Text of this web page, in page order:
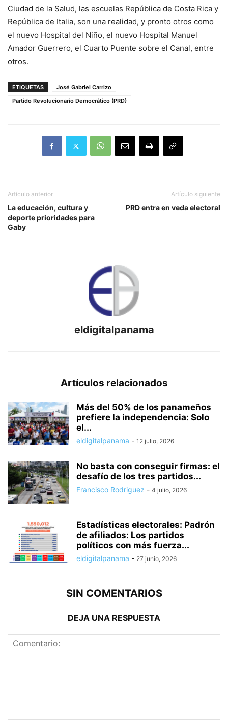
Ciudad de la Salud, las escuelas República de Costa Rica y
República de Italia, son una realidad, y pronto otros como
el nuevo Hospital del Niño, el nuevo Hospital Manuel
Amador Guerrero, el Cuarto Puente sobre el Canal, entre
otros.
ETIQUETAS
José Gabriel Carrizo
Partido Revolucionario Democrático (PRD)
Artículo anterior
La educación, cultura y
deporte prioridades para
Gaby
Artículo siguiente
PRD entra en veda electoral
eldigitalpanama
Artículos relacionados
Más del 50% de los panameños
prefiere la independencia: Solo
el...
eldigitalpanama - 12 julio, 2026
No basta con conseguir firmas: el
desafío de los tres partidos...
Francisco Rodriguez - 4 julio, 2026
Estadísticas electorales: Padrón
de afiliados: Los partidos
políticos con más fuerza...
eldigitalpanama - 27 junio, 2026
SIN COMENTARIOS
DEJA UNA RESPUESTA